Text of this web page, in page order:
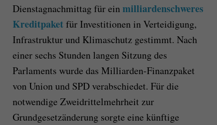
Dienstagnachmittag für einmilliardenschweres
Kreditpaket für Investitionen in Verteidigung,
Infrastruktur und Klimaschutz gestimmt. Nach
einer sechs Stunden langen Sitzung des
Parlaments wurde das Milliarden-Finanzpaket
von Union und SPD verabschiedet. Für die
notwendige Zweidrittelmehrheit zur
Grundgesetzänderung sorgte eine künftige